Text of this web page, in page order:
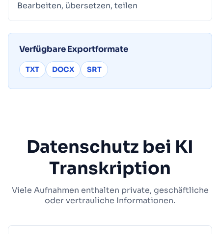
Bearbeiten, übersetzen, teilen
Verfügbare Exportformate
TXT DOCX SRT
Datenschutz bei KI
Transkription
Viele Aufnahmen enthalten private, geschäftliche
oder vertrauliche Informationen.